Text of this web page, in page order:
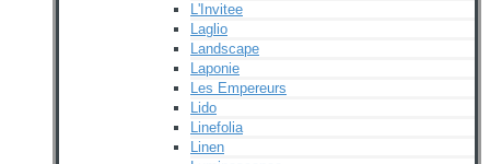
L'Invitee
Laglio
Landscape
Laponie
Les Empereurs
Lido
Linefolia
Linen